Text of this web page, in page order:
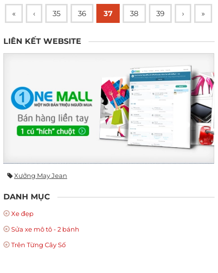
« ‹ 35 36 37 38 39 › »
LIÊN KẾT WEBSITE
Xưởng May Jean
DANH MỤC
Xe đẹp
Sửa xe mô tô - 2 bánh
Trên Từng Cây Số